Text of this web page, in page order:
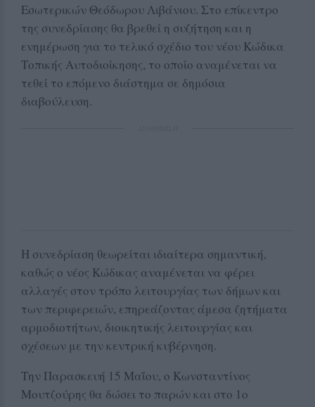
Εσωτερικών Θεόδωρου Λιβάνιου. Στο επίκεντρο
της συνεδρίασης θα βρεθεί η συζήτηση και η
ενημέρωση για το τελικό σχέδιο του νέου Κώδικα
Τοπικής Αυτοδιοίκησης, το οποίο αναμένεται να
τεθεί το επόμενο διάστημα σε δημόσια
διαβούλευση.
Η συνεδρίαση θεωρείται ιδιαίτερα σημαντική,
καθώς ο νέος Κώδικας αναμένεται να φέρει
αλλαγές στον τρόπο λειτουργίας των δήμων και
των περιφερειών, επηρεάζοντας άμεσα ζητήματα
αρμοδιοτήτων, διοικητικής λειτουργίας και
σχέσεων με την κεντρική κυβέρνηση.
Την Παρασκευή 15 Μαΐου, ο Κωνσταντίνος
Μουτζούρης θα δώσει το παρών και στο 1ο